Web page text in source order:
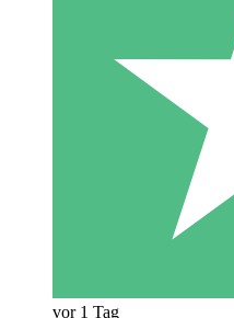
vor 1 Tag